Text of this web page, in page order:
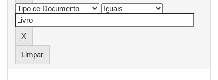
Limpar